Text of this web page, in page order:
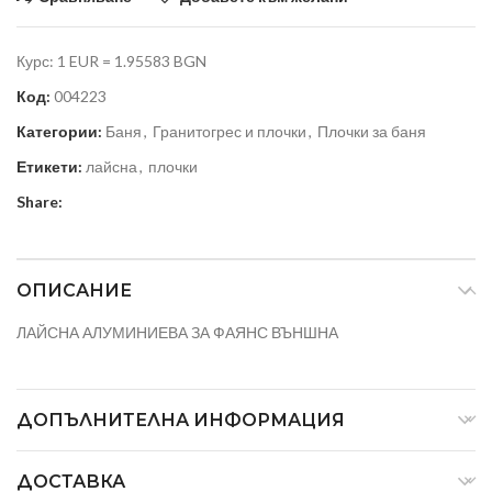
Курс: 1 EUR = 1.95583 BGN
Код: 004223
Категории: Баня, Гранитогрес и плочки, Плочки за баня
Етикети: лайсна, плочки
Share:
ОПИСАНИЕ
ЛАЙСНА АЛУМИНИЕВА ЗА ФАЯНС ВЪНШНА
ДОПЪЛНИТЕЛНА ИНФОРМАЦИЯ
ДОСТАВКА